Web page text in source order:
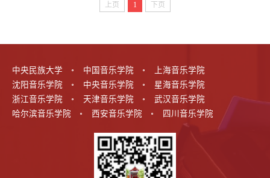
上页 1 下页
中央民族大学 中国音乐学院
上海音乐学院
沈阳音乐学院
中央音乐学院
星海音乐学院
浙江音乐学院
天津音乐学院
武汉音乐学院
哈尔滨音乐学院
西安音乐学院 四川音乐学院